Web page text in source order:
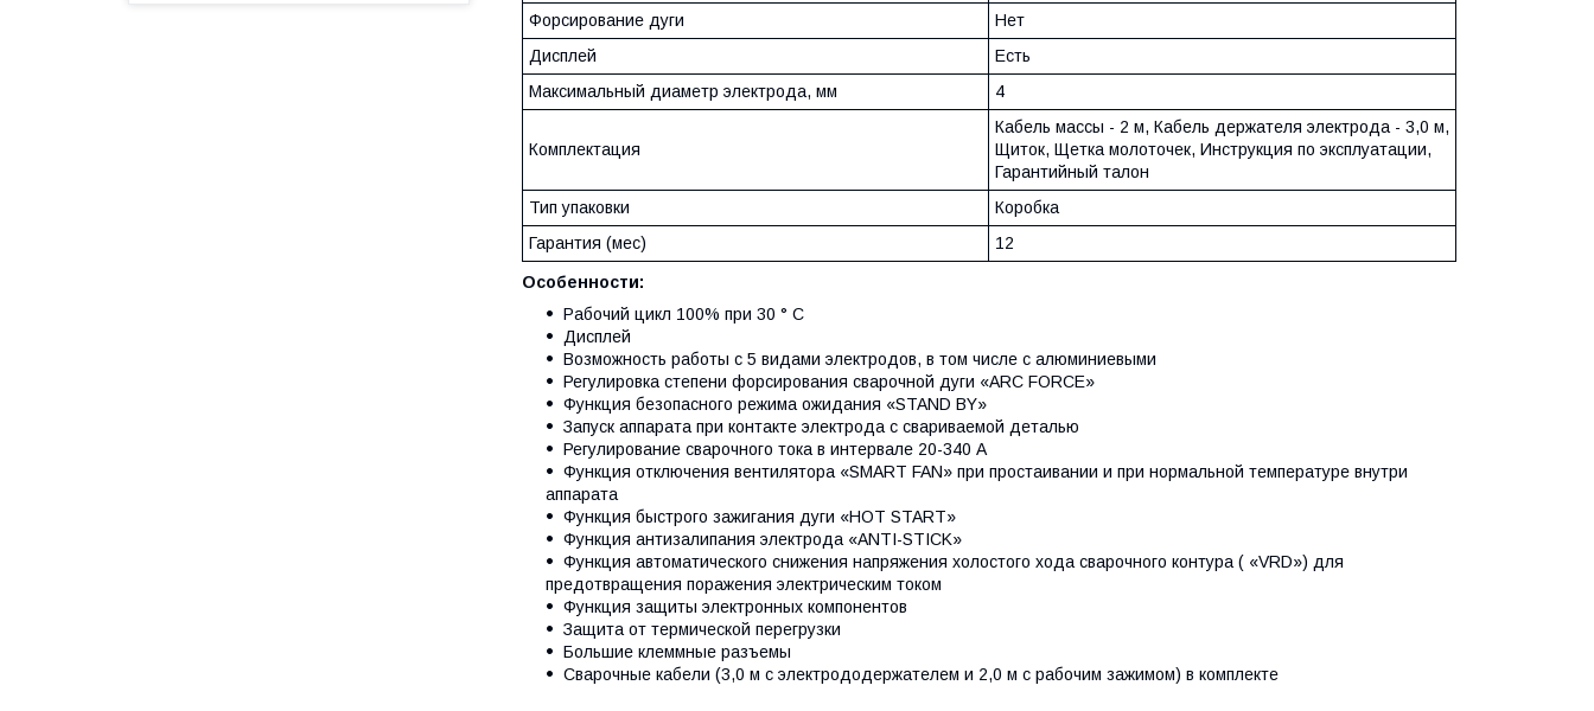
Форсирование дуги
Нет
Дисплей
Есть
Максимальный диаметр электрода, мм
4
Комплектация
Кабель массы - 2 м, Кабель держателя электрода - 3,0 м,
Щиток, Щетка молоточек, Инструкция по эксплуатации,
Гарантийный талон
Тип упаковки
Коробка
Гарантия (мес)
12
Особенности:
Рабочий цикл 100% при 30 ° С
Дисплей
Возможность работы с 5 видами электродов, в том числе с алюминиевыми
Регулировка степени форсирования сварочной дуги «ARC FORCE»
Функция безопасного режима ожидания «STAND BY»
Запуск аппарата при контакте электрода с свариваемой деталью
Регулирование сварочного тока в интервале 20-340 А
Функция отключения вентилятора «SMART FAN» при простаивании и при нормальной температуре внутри
аппарата
Функция быстрого зажигания дуги «HOT START»
Функция антизалипания электрода «ANTI-STICK»
Функция автоматического снижения напряжения холостого хода сварочного контура ( «VRD») для
предотвращения поражения электрическим током
Функция защиты электронных компонентов
Защита от термической перегрузки
Большие клеммные разъемы
Сварочные кабели (3,0 м с электрододержателем и 2,0 м с рабочим зажимом) в комплекте